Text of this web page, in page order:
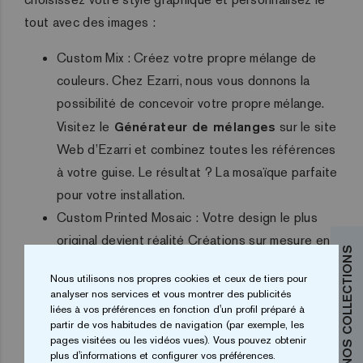
tout avec des images :
Custom Mix : Créez votre propre mélange de
couleurs. Chez Ezarri, nous vous donnons la
possibilité de concevoir votre propre mélange.
Visitez le Générateur de mélanges sur le site
Web d’Ezarri et combinez toutes les références
à votre guise. Le résultat ? La mosaïque parfaite
pour votre installation.
Custom Printed Mosaic : Votre design le plus
original devient réalité Créations sur mesure en
Custom Pixel Mosaic : Il consiste à créer une
proposition personnalisée dans laquelle chaque
pièce de mosaïque est un pixel. Le tout à partir
d´une simple image.
Nous utilisons nos propres cookies et ceux de tiers pour
analyser nos services et vous montrer des publicités
liées à vos préférences en fonction d'un profil préparé à
partir de vos habitudes de navigation (par exemple, les
pages visitées ou les vidéos vues). Vous pouvez obtenir
plus d'informations et configurer vos préférences.